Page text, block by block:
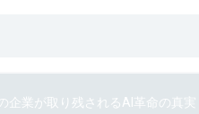
企業が取り残されるAI革命の真実